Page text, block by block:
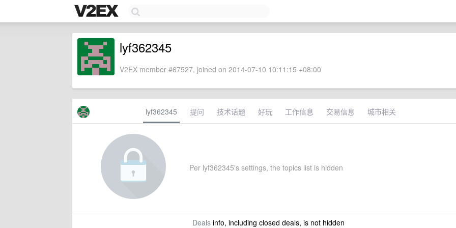
lyf362345
V2EX member #67527, joined on 2014-07-10 10:11:15 +08:00
lyf362345 提问 技术话题 好玩 工作信息 交易信息 城市相关
Per lyf362345's settings, the topics list is hidden
Dealsinfo, including closed deals, is not hidden